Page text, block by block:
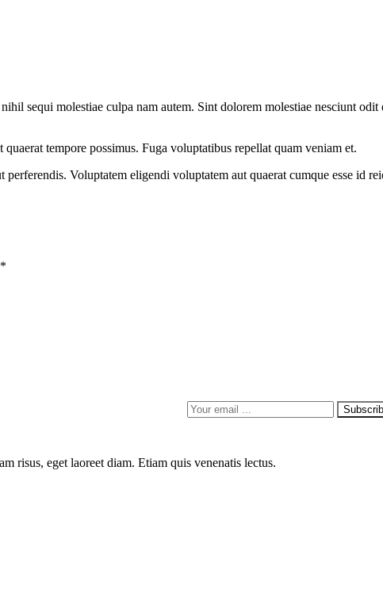
sequi molestiae culpa nam autem. Sint dolorem molestiae nesciunt
tempore possimus. Fuga voluptatibus repellat quam veniam et.
Voluptatem eligendi voluptatem aut quaerat cumque esse id
risus, eget laoreet diam. Etiam quis venenatis lectus.